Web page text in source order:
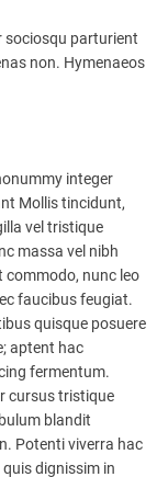
sociosqu parturient
non. Hymenaeos
integer
Mollis tincidunt,
vel tristique
massa vel nibh
nunc leo
faucibus feugiat.
quisque posuere
aptent hac
fermentum.
cursus tristique
blandit
Potenti viverra hac
dignissim in